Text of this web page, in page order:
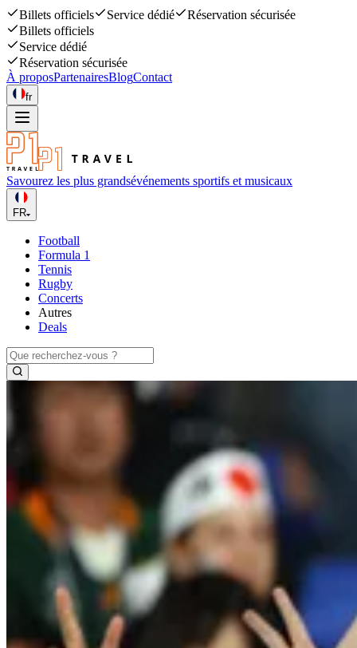
Billets officiels Service dédié
Réservation sécurisée
Billets officiels
Service dédié
Réservation sécurisée
À proposPartenairesBlogContact
fr
Savourez les plus grandsévénements sportifs et musicaux
FR
Football
Formula 1
Tennis
Rugby
Concerts
Autres
Deals